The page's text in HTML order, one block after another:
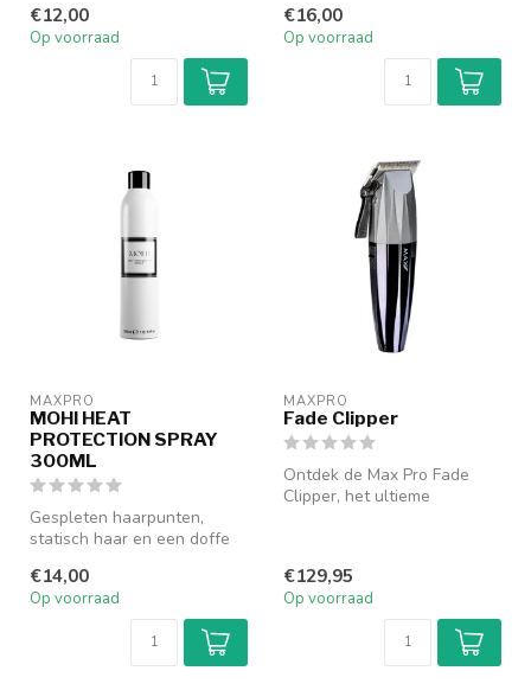
€12,00
Op voorraad
neutraliseren van...
€16,00
Op voorraad
MAXPRO
MOHI HEAT
PROTECTION SPRAY
300ML
Gespleten haarpunten,
statisch haar en een doffe
ti...
€14,00
Op voorraad
MAXPRO
Fade Clipper
Ontdek de Max Pro Fade
Clipper, het ultieme
€129,95
Op voorraad